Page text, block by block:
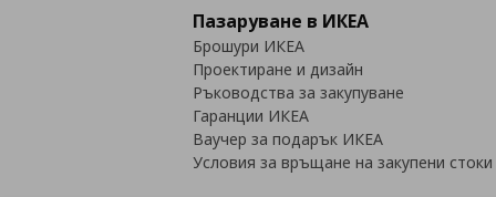
Пазаруване в ИКЕА
Брошури ИКЕА
Проектиране и дизайн
Ръководства за закупуване
Гаранции ИКЕА
Ваучер за подарък ИКЕА
Условия за връщане на закупени стоки